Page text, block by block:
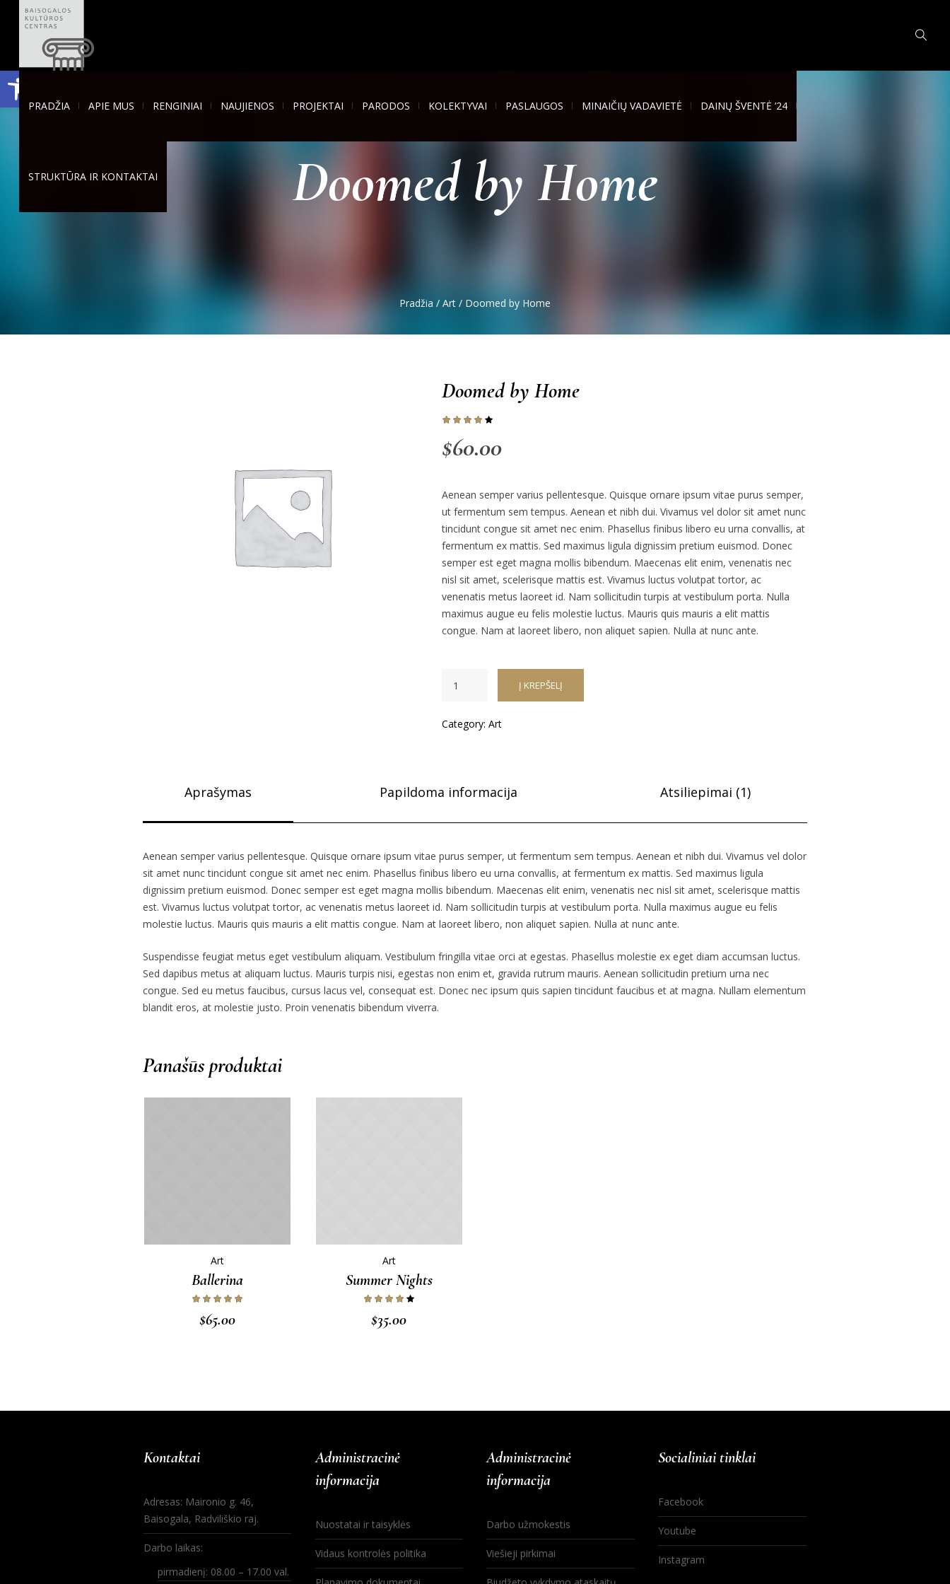
Open toolbar
PRADŽIA APIE MUS RENGINIAI NAUJIENOS PROJEKTAI PARODOS KOLEKTYVAI PASLAUGOS MINAIČIŲ VADAVIETĖ DAINŲ ŠVENTĖ ’24
STRUKTŪRA IR KONTAKTAI Doomed by Home
Pradžia / Art / Doomed by Home
Doomed by Home
$60.00
Aenean semper varius pellentesque. Quisque ornare ipsum vitae purus semper,
ut fermentum sem tempus. Aenean et nibh dui. Vivamus vel dolor sit amet nunc
tincidunt congue sit amet nec enim. Phasellus finibus libero eu urna convallis, at
fermentum ex mattis. Sed maximus ligula dignissim pretium euismod. Donec
semper est eget magna mollis bibendum. Maecenas elit enim, venenatis nec
nisl sit amet, scelerisque mattis est. Vivamus luctus volutpat tortor, ac
venenatis metus laoreet id. Nam sollicitudin turpis at vestibulum porta. Nulla
maximus augue eu felis molestie luctus. Mauris quis mauris a elit mattis
congue. Nam at laoreet libero, non aliquet sapien. Nulla at nunc ante.
Į KREPŠELĮ
Category: Art
Aprašymas Papildoma informacija Atsiliepimai (1)
Aenean semper varius pellentesque. Quisque ornare ipsum vitae purus semper, ut fermentum sem tempus. Aenean et nibh dui. Vivamus vel dolor
sit amet nunc tincidunt congue sit amet nec enim. Phasellus finibus libero eu urna convallis, at fermentum ex mattis. Sed maximus ligula
dignissim pretium euismod. Donec semper est eget magna mollis bibendum. Maecenas elit enim, venenatis nec nisl sit amet, scelerisque mattis
est. Vivamus luctus volutpat tortor, ac venenatis metus laoreet id. Nam sollicitudin turpis at vestibulum porta. Nulla maximus augue eu felis
molestie luctus. Mauris quis mauris a elit mattis congue. Nam at laoreet libero, non aliquet sapien. Nulla at nunc ante.
Suspendisse feugiat metus eget vestibulum aliquam. Vestibulum fringilla vitae orci at egestas. Phasellus molestie ex eget diam accumsan luctus.
Sed dapibus metus at aliquam luctus. Mauris turpis nisi, egestas non enim et, gravida rutrum mauris. Aenean sollicitudin pretium urna nec
congue. Sed eu metus faucibus, cursus lacus vel, consequat est. Donec nec ipsum quis sapien tincidunt faucibus et at magna. Nullam elementum
blandit eros, at molestie justo. Proin venenatis bibendum viverra.
Panašūs produktai
Art
Ballerina
$65.00
Art
Summer Nights
$35.00
Kontaktai
Adresas: Maironio g. 46,
Baisogala, Radviliškio raj.
Darbo laikas:
pirmadienį: 08.00 – 17.00 val.
Administracinė
informacija
Nuostatai ir taisyklės
Vidaus kontrolės politika
Administracinė
informacija
Darbo užmokestis
Viešieji pirkimai
Socialiniai tinklai
Facebook
Youtube
Instagram